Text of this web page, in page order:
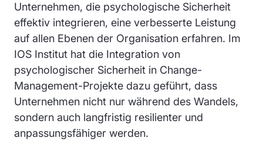
Unternehmen, die psychologische Sicherheit
effektiv integrieren, eine verbesserte Leistung
auf allen Ebenen der Organisation erfahren. Im
IOS Institut hat die Integration von
psychologischer Sicherheit in Change-
Management-Projekte dazu geführt, dass
Unternehmen nicht nur während des Wandels,
sondern auch langfristig resilienter und
anpassungsfähiger werden.